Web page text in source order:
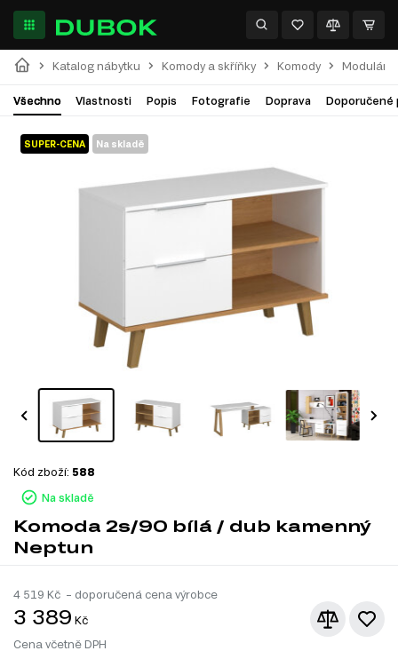
Katalog nábytku Komody a skříňky Komody
Všechno Vlastnosti Popis Fotografie Doprava Doporučené
SUPER-CENA Na skladě
Na skladě
Kód zboží: 588
Komoda 2s/90 bílá / dub kamenný
Neptun
4 519 Kč – doporučená cena výrobce
3 389 Kč
Cena včetně DPH